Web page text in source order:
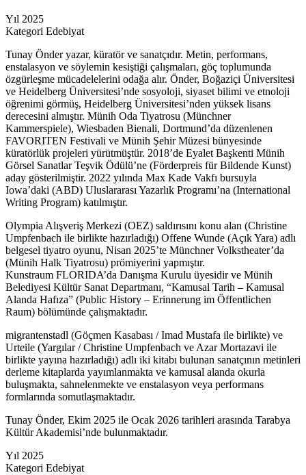
Yıl 2025
Kategori Edebiyat
Tunay Önder yazar, küratör ve sanatçıdır. Metin, performans,
enstalasyon ve söylemin kesiştiği çalışmaları, göç toplumunda
özgürleşme mücadelelerini odağa alır. Önder, Boğaziçi Üniversitesi
ve Heidelberg Üniversitesi’nde sosyoloji, siyaset bilimi ve etnoloji
öğrenimi görmüş, Heidelberg Üniversitesi’nden yüksek lisans
derecesini almıştır. Münih Oda Tiyatrosu (Münchner
Kammerspiele), Wiesbaden Bienali, Dortmund’da düzenlenen
FAVORITEN Festivali ve Münih Şehir Müzesi bünyesinde
küratörlük projeleri yürütmüştür. 2018’de Eyalet Başkenti Münih
Görsel Sanatlar Teşvik Ödülü’ne (Förderpreis für Bildende Kunst)
aday gösterilmiştir. 2022 yılında Max Kade Vakfı bursuyla
Iowa’daki (ABD) Uluslararası Yazarlık Programı’na (International
Writing Program) katılmıştır.
Olympia Alışveriş Merkezi (OEZ) saldırısını konu alan (Christine
Umpfenbach ile birlikte hazırladığı) Offene Wunde (Açık Yara) adlı
belgesel tiyatro oyunu, Nisan 2025’te Münchner Volkstheater’da
(Münih Halk Tiyatrosu) prömiyerini yapmıştır.
Kunstraum FLORIDA’da Danışma Kurulu üyesidir ve Münih
Belediyesi Kültür Sanat Departmanı, “Kamusal Tarih – Kamusal
Alanda Hafıza” (Public History – Erinnerung im Öffentlichen
Raum) bölümünde çalışmaktadır.
migrantenstadl (Göçmen Kasabası / Imad Mustafa ile birlikte) ve
Urteile (Yargılar / Christine Umpfenbach ve Azar Mortazavi ile
birlikte yayına hazırladığı) adlı iki kitabı bulunan sanatçının metinleri
derleme kitaplarda yayımlanmakta ve kamusal alanda okurla
buluşmakta, sahnelenmekte ve enstalasyon veya performans
formlarında somutlaşmaktadır.
Tunay Önder, Ekim 2025 ile Ocak 2026 tarihleri arasında Tarabya
Kültür Akademisi’nde bulunmaktadır.
Yıl 2025
Kategori Edebiyat